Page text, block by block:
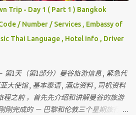
Trip - Day 1 ( Part 1 ) Bangkok
/ Number / Services , Embassy of
Thai Language , Hotel info , Driver
第1天（第1部分）曼谷旅游信息 , 紧急代
大使馆 , 基本泰语 , 酒店资料 , 司机资料
程之前 ，首先先介绍和讲解曼谷的旅游
刚完成的 － 巴黎和伦敦三个星期旅行 ，